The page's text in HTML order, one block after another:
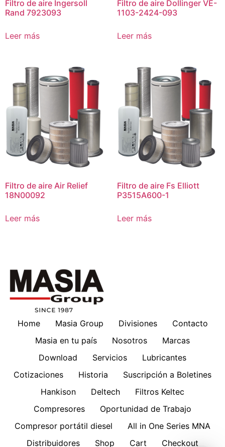
Filtro de aire Ingersoll
Rand 7923093
Leer más
Filtro de aire Dollinger VE-
1103-2424-093
Leer más
Filtro de aire Air Relief
18N00092
Leer más
Filtro de aire Fs Elliott
P3515A600-1
Leer más
Home Masia Group Divisiones
Contacto
Masia en tu país
Nosotros
Marcas
Download
Servicios
Lubricantes
Cotizaciones
Historia
Suscripción a Boletines
Hankison
Deltech
Filtros Keltec
Compresores
Oportunidad de Trabajo
Compresor portátil diesel
All in One Series MNA
Distribuidores
Shop Cart Checkout